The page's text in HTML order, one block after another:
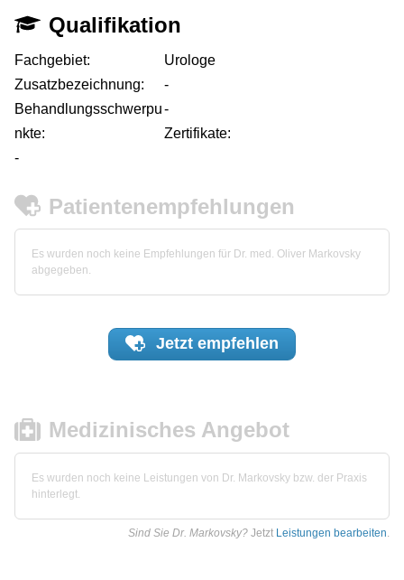
Qualifikation
Fachgebiet:
Urologe
Zusatzbezeichnung:
-
Behandlungsschwerpu
nkte:
-
Zertifikate:
-
Patientenempfehlungen
Es wurden noch keine Empfehlungen für Dr. med. Oliver Markovsky
abgegeben.
Jetzt empfehlen
Medizinisches Angebot
Es wurden noch keine Leistungen von Dr. Markovsky bzw. der Praxis
hinterlegt.
Sind Sie Dr. Markovsky? Jetzt Leistungen bearbeiten.